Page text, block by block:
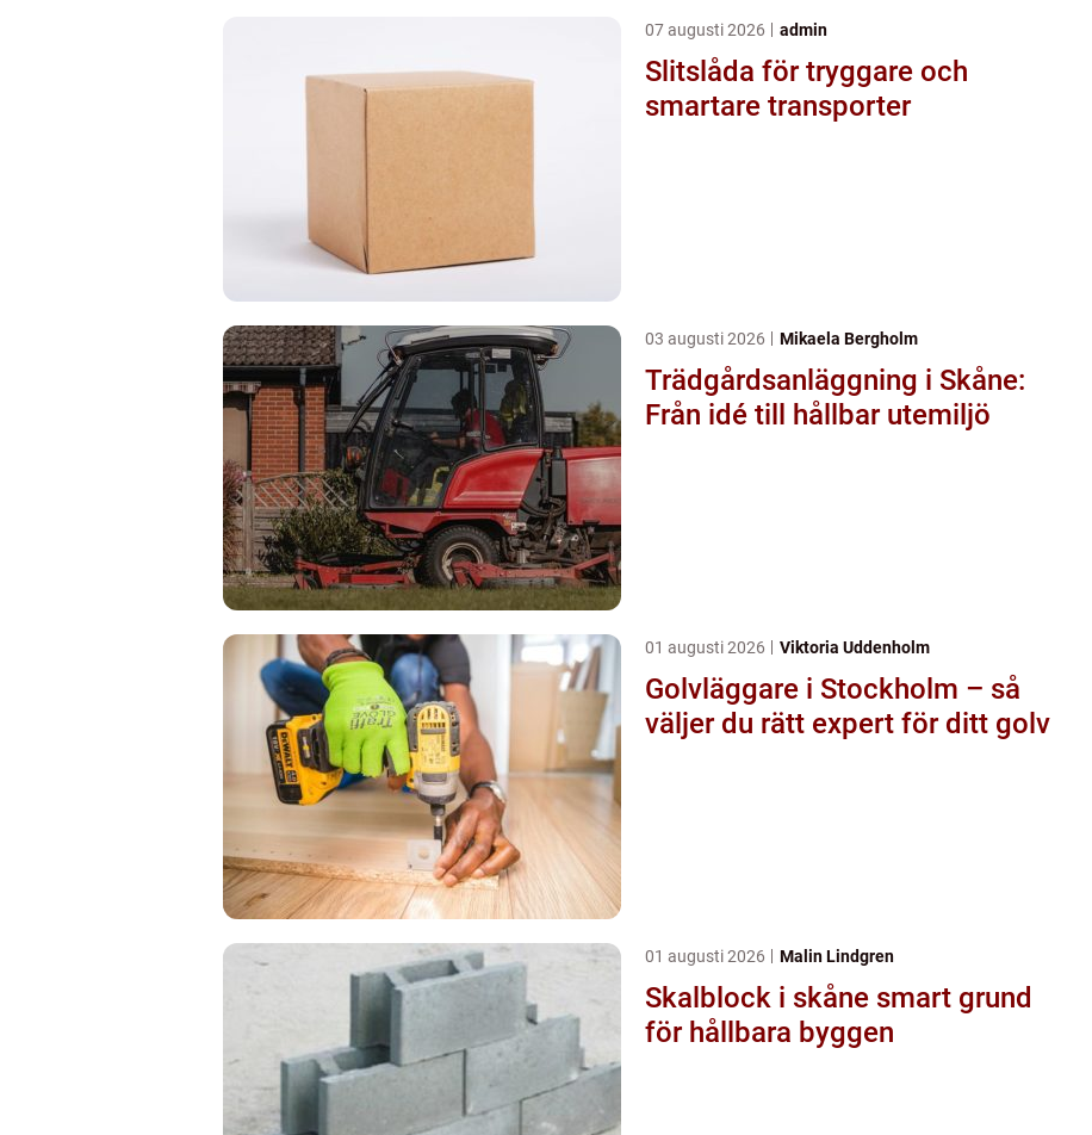
07 augusti 2026 admin
Slitslåda för tryggare och
smartare transporter
03 augusti 2026 Mikaela Bergholm
Trädgårdsanläggning i Skåne:
Från idé till hållbar utemiljö
01 augusti 2026 Viktoria Uddenholm
Golvläggare i Stockholm – så
väljer du rätt expert för ditt golv
01 augusti 2026 Malin Lindgren
Skalblock i skåne smart grund
för hållbara byggen